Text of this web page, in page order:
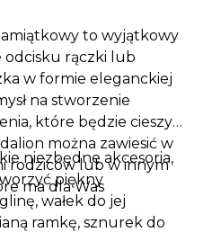
to wyjątkowy
odcisku rączki lub
w formie eleganckiej
na stworzenie
które będzie cieszyć
można zawiesić w
rodziców lub w innym
ma dla Was
niezbędne akcesoria,
piękny
wałek do jej
ramkę, sznurek do